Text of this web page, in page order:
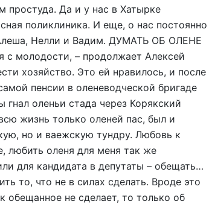
простуда. Да и у нас в Хатырке
поликлиника. И еще, о нас постоянно
Нелли и Вадим. ДУМАТЬ ОБ ОЛЕНЕ
молодости, – продолжает Алексей
хозяйство. Это ей нравилось, и после
пенсии в оленеводческой бригаде
оленьи стада через Корякский
жизнь только оленей пас, был и
но и ваежскую тундру. Любовь к
любить оленя для меня так же
для кандидата в депутаты – обещать…
то, что не в силах сделать. Вроде это
обещанное не сделает, то только об